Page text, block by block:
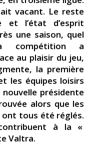
vacant. Le reste
et l’état d’esprit
une saison, quel
compétition a
au plaisir du jeu,
la première
les équipes loisirs
présidente
alors que les
ont tous été réglés.
à la «
Valtra.